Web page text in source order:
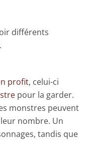
différents
profit, celui-ci
pour la garder.
monstres peuvent
nombre. Un
tandis que